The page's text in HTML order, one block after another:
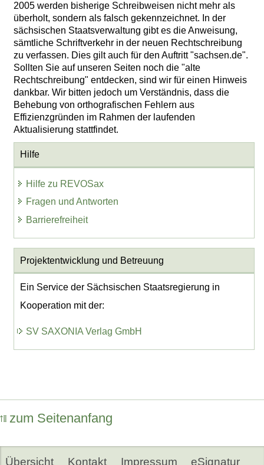
2005 werden bisherige Schreibweisen nicht mehr als
überholt, sondern als falsch gekennzeichnet. In der
sächsischen Staatsverwaltung gibt es die Anweisung,
sämtliche Schriftverkehr in der neuen Rechtschreibung
zu verfassen. Dies gilt auch für den Auftritt "sachsen.de".
Sollten Sie auf unseren Seiten noch die "alte
Rechtschreibung" entdecken, sind wir für einen Hinweis
dankbar. Wir bitten jedoch um Verständnis, dass die
Behebung von orthografischen Fehlern aus
Effizienzgründen im Rahmen der laufenden
Aktualisierung stattfindet.
Hilfe
Hilfe zu REVOSax
Fragen und Antworten
Barrierefreiheit
Projektentwicklung und Betreuung
Ein Service der Sächsischen Staatsregierung in
Kooperation mit der:
SV SAXONIA Verlag GmbH
zum Seitenanfang
Übersicht Kontakt Impressum eSignatur